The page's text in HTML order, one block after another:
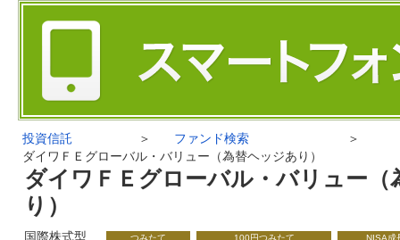
投資信託 ＞ ファンド検索
＞
ダイワＦＥグローバル・バリュー（為替ヘッジあり）
ダイワＦＥグローバル・バリュー（
り）
国際株式型 つみたて 100円つみたて NISA成